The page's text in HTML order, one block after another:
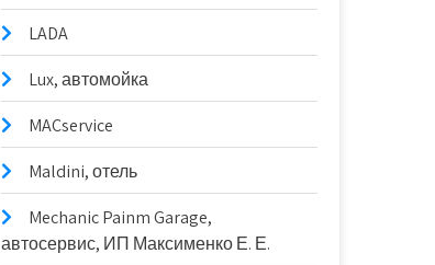
LADA
Lux, автомойка
MACservice
Maldini, отель
Mechanic Painm Garage,
автосервис, ИП Максименко Е. Е.